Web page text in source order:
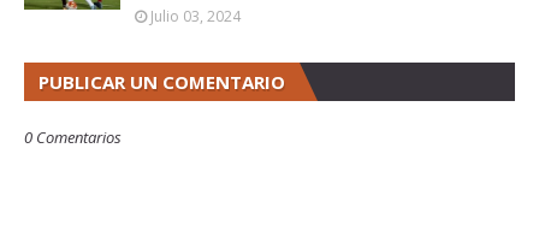
Julio 03, 2024
PUBLICAR UN COMENTARIO
0 Comentarios